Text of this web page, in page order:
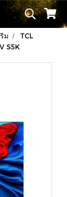
ม
TCL
S5K